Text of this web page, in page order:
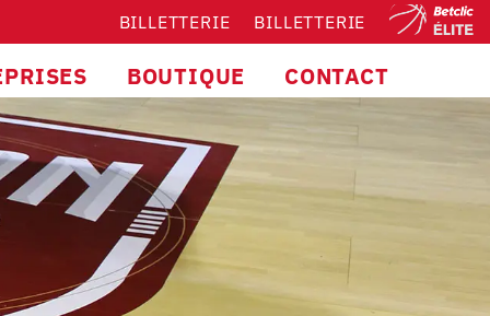
BILLETTERIE BILLETTERIE
BOUTIQUE CONTACT